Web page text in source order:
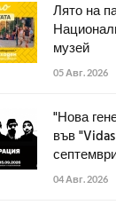
Лято на
музей
05 Авг. 2026
"Нова
във
04 Авг. 2026